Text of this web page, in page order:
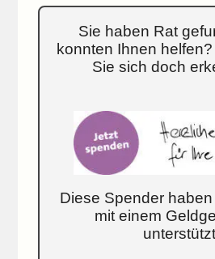
Sie haben Rat
konnten Ihnen
Sie sich doch
Diese Spender
mit einem